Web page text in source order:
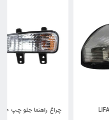
چراغ راهنما جلو چپ LIFAN X60